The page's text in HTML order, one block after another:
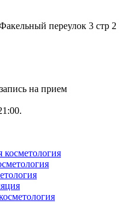
переулок 3 стр 2